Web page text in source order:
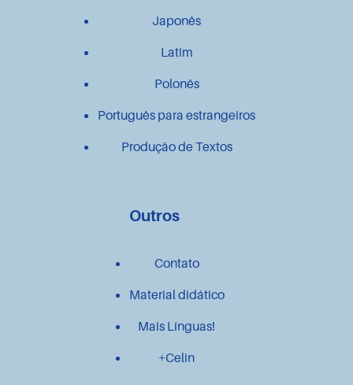
Japonês
Latim
Polonês
Português para estrangeiros
Produção de Textos
Outros
Contato
Material didático
Mais Línguas!
+Celin